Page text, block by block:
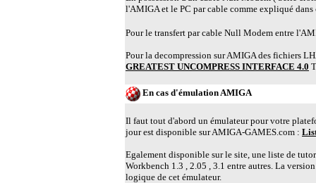
l'AMIGA et le PC par cable comme expliqué
Pour le transfert par cable Null Modem entre
Pour la decompression sur AMIGA des fichiers
GREATEST UNCOMPRESS INTERFACE 4.0
En cas d'émulation AMIGA
Il faut tout d'abord un émulateur pour votre
jour est disponible sur AMIGA-GAMES.com :
Egalement disponible sur le site, une liste de
Workbench 1.3 , 2.05 , 3.1 entre autres. La
logique de cet émulateur.